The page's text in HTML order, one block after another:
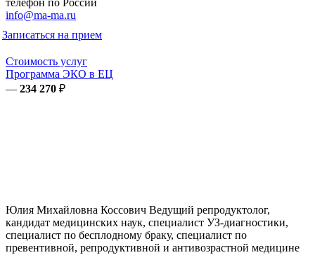
телефон по России
info@ma-ma.ru
Записаться на прием
Стоимость услуг
Программа ЭКО в ЕЦ
— 234 270 ₽
Юлия Михайловна Коссович Ведущий репродуктолог,
кандидат медицинских наук, специалист УЗ-диагностики,
специалист по бесплодному браку, специалист по
превентивной, репродуктивной и антивозрастной медицине